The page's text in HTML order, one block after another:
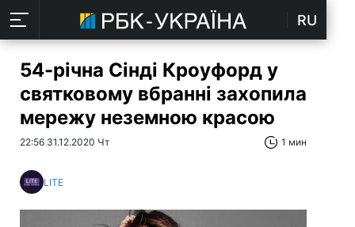
RU
54-річна Сінді Кроуфорд у
святковому вбранні захопила
мережу неземною красою
22:56 31.12.2020 Чт 1 мин
LITE